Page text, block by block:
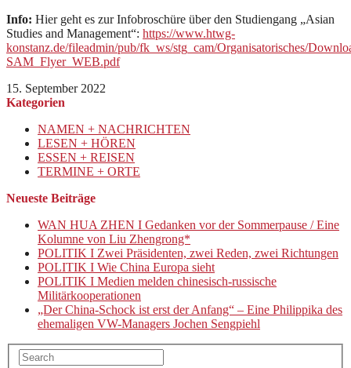
Info: Hier geht es zur Infobroschüre über den Studiengang „Asian
Studies and Management“: https://www.htwg-
konstanz.de/fileadmin/pub/fk_ws/stg_cam/Organisatorisches/
SAM_Flyer_WEB.pdf
15. September 2022
Kategorien
NAMEN + NACHRICHTEN
LESEN + HÖREN
ESSEN + REISEN
TERMINE + ORTE
Neueste Beiträge
WAN HUA ZHEN I Gedanken vor der Sommerpause / Eine
Kolumne von Liu Zhengrong*
POLITIK I Zwei Präsidenten, zwei Reden, zwei Richtungen
POLITIK I Wie China Europa sieht
POLITIK I Medien melden chinesisch-russische
Militärkooperationen
„Der China-Schock ist erst der Anfang“ – Eine Philippika des
ehemaligen VW-Managers Jochen Sengpiehl